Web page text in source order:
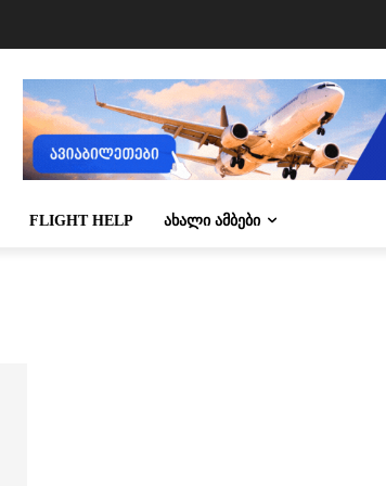
FLIGHT HELP ᲐᲮᲐᲚᲘ ᲐᲛᲑᲔᲑᲘ